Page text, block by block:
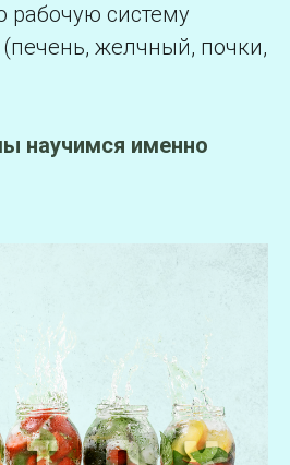
рабочую систему
желчный, почки,
научимся именно